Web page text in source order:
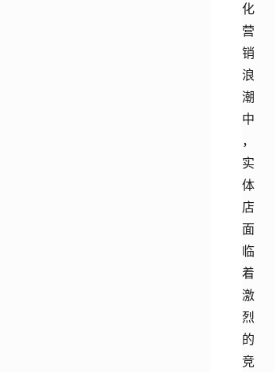
化
营
销
浪
潮
中
，
实
体
店
面
临
着
激
烈
的
竞